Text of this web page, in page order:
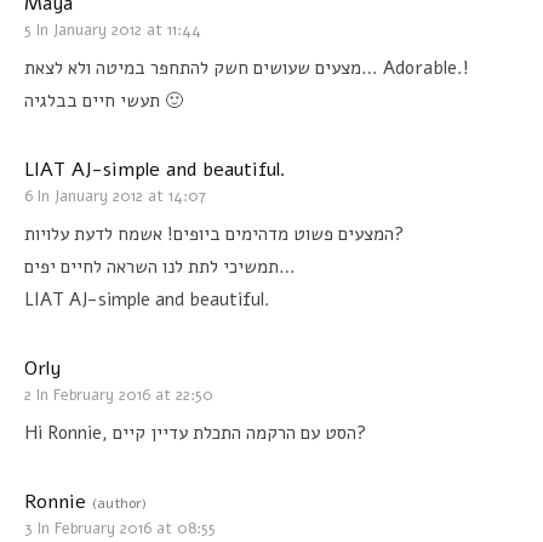
5 In January 2012 at 11:44
מצעים שעושים חשק להתחפר במיטה ולא לצאת… Adorable.!
תעשי חיים בבלגיה 🙂
LIAT AJ-simple and beautiful.
6 In January 2012 at 14:07
המצעים פשוט מדהימים ביופים! אשמח לדעת עלויות
?
תמשיכי לתת לנו השראה לחיים יפים…
LIAT AJ-simple and beautiful.
Orly
2 In February 2016 at 22:50
Hi Ronnie, הסט עם הרקמה התכלת עדיין קיים?
Ronnie (author)
3 In February 2016 at 08:55